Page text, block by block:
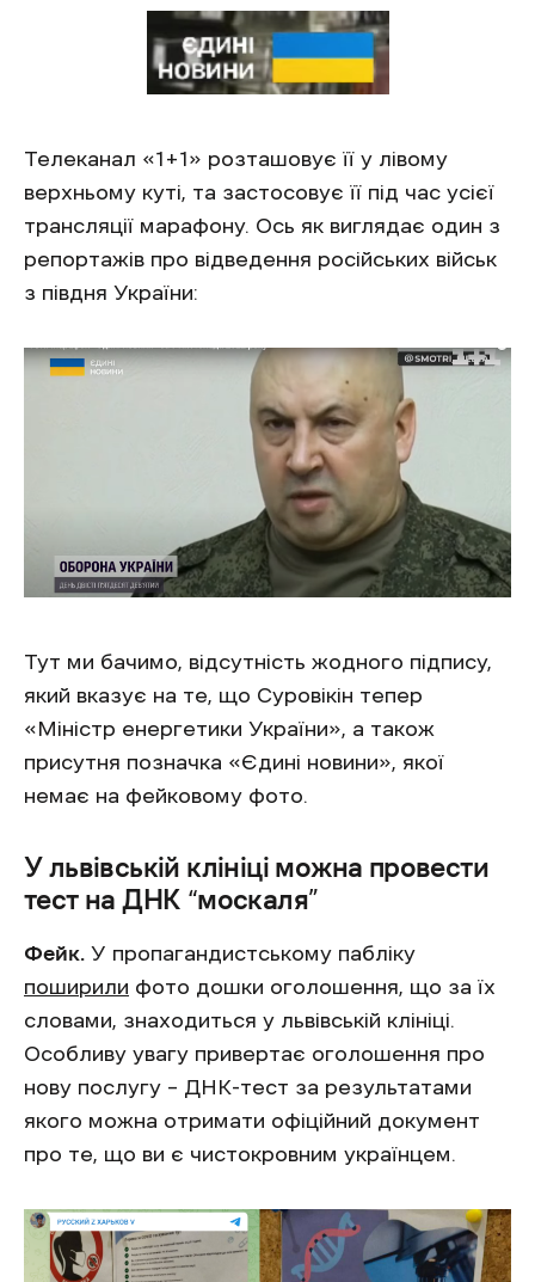
Телеканал «1+1» розташовує її у лівому
верхньому куті, та застосовує її під час усієї
трансляції марафону. Ось як виглядає один з
репортажів про відведення російських військ
з півдня України:
Тут ми бачимо, відсутність жодного підпису,
який вказує на те, що Суровікін тепер
«Міністр енергетики України», а також
присутня позначка «Єдині новини», якої
немає на фейковому фото.
У львівській клініці можна провести
тест на ДНК “москаля”
Фейк. У пропагандистському пабліку
поширили фото дошки оголошення, що за їх
словами, знаходиться у львівській клініці.
Особливу увагу привертає оголошення про
нову послугу – ДНК-тест за результатами
якого можна отримати офіційний документ
про те, що ви є чистокровним українцем.